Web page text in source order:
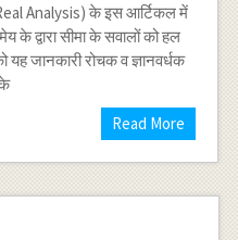
Analysis) के इस आर्टिकल में
के द्वारा सीमा के सवालों को हल
जानकारी रोचक व ज्ञानवर्धक
Read More